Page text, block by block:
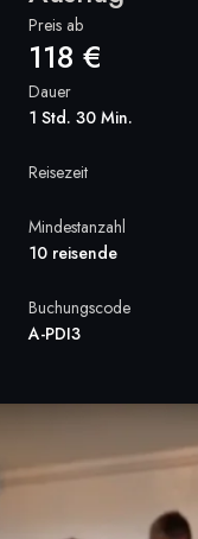
Deutschland
Schweden
Norwegen
Preis ab
118 €
Dauer
1 Std. 30 Min.
Reisezeit
Mindestanzahl
10 reisende
Buchungscode
A-PDI3